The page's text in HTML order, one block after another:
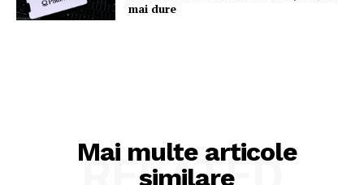
mai dure
Mai multe articole
similare